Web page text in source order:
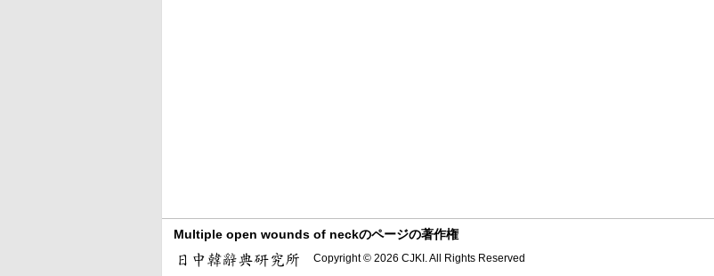
Multiple open wounds of neckのページの著作権
Copyright © 2026 CJKI. All Rights Reserved